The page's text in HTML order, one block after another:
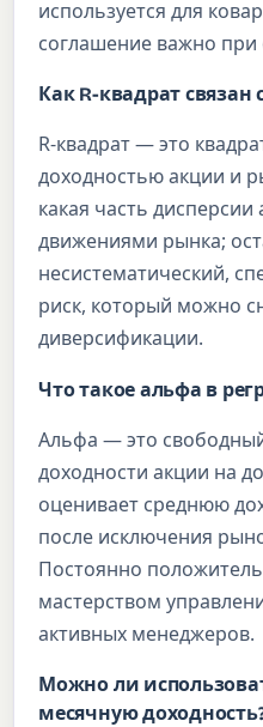
используется для
соглашение важно при
Как R-квадрат связан
R-квадрат — это
доходностью акции и
какая часть
движениями рынка;
несистематический,
риск, который можно
диверсификации.
Что такое альфа в
Альфа — это
доходности акции на
оценивает среднюю
после исключения
Постоянно
мастерством
активных менеджеров.
Можно ли
месячную